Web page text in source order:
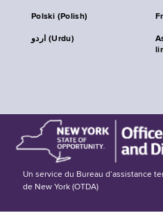
Polski (Polish)
اردو (Urdu)
Un service du Bureau d’assistance
de New York (OTDA)